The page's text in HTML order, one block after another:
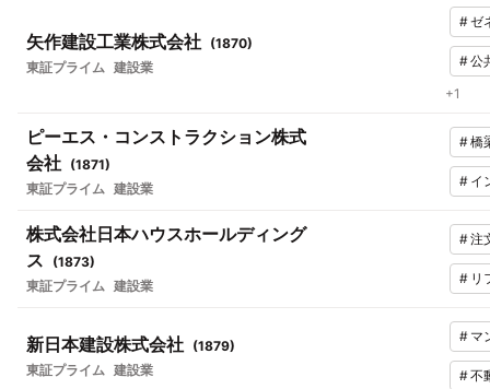
矢作建設工業株式会社 (1870)
東証プライム 建設業
#ゼ
#公
+1
ピーエス・コンストラクション株式
会社 (1871)
東証プライム 建設業
#橋
# イ
株式会社日本ハウスホールディング
ス
(1873)
東証プライム 建設業
#注
# リ
新日本建設株式会社 (1879)
東証プライム 建設業
# マ
#不